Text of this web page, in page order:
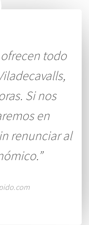
todo
Si nos
en
renunciar al